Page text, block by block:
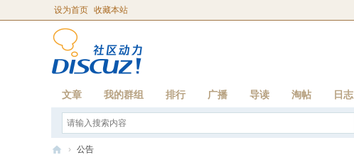
设为首页 收藏本站
文章 我的群组 排行 广播 导读 淘帖 日志
› 公告